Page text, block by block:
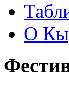
О